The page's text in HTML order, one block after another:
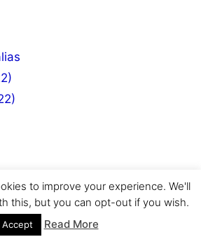
compuso Música Árabe?
to improve your experience. We'll
this, but you can opt-out if you wish.
Accept Read More